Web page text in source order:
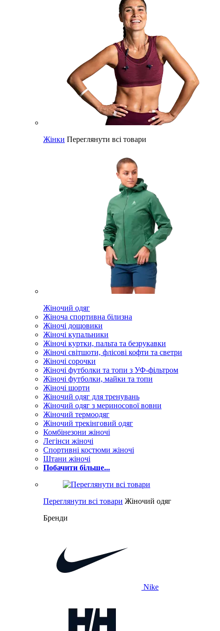
Жінки Переглянути всі товари
Жіночий одяг
Жіноча спортивна білизна
Жіночі дощовики
Жіночі купальники
Жіночі куртки, пальта та безрукавки
Жіночі світшоти, флісові кофти та светри
Жіночі сорочки
Жіночі футболки та топи з УФ-фільтром
Жіночі футболки, майки та топи
Жіночі шорти
Жіночий одяг для тренувань
Жіночий одяг з мериносової вовни
Жіночий термоодяг
Жіночий трекінговий одяг
Комбінезони жіночі
Легінси жіночі
Спортивні костюми жіночі
Штани жіночі
Побачити більше...
Переглянути всі товари Жіночий одяг
Бренди
Nike